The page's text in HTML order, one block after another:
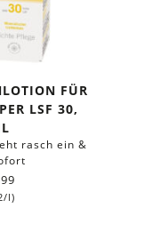
FÜR
LSF 30,
rasch ein &
/l)